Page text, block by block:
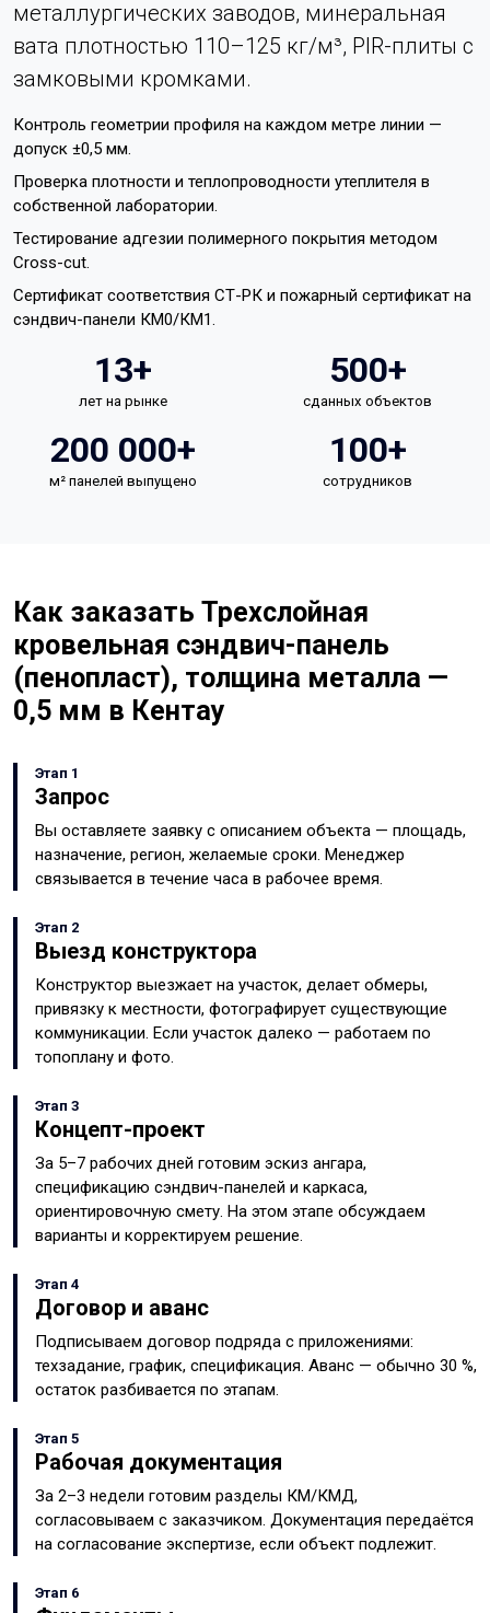
металлургических заводов, минеральная
вата плотностью 110–125 кг/м³, PIR-плиты с
замковыми кромками.
Контроль геометрии профиля на каждом метре линии —
допуск ±0,5 мм.
Проверка плотности и теплопроводности утеплителя в
собственной лаборатории.
Тестирование адгезии полимерного покрытия методом
Cross-cut.
Сертификат соответствия СТ-РК и пожарный сертификат на
сэндвич-панели КМ0/КМ1.
13+
лет на рынке
500+
сданных объектов
200 000+
м² панелей выпущено
100+
сотрудников
Как заказать Трехслойная
кровельная сэндвич-панель
(пенопласт), толщина металла —
0,5 мм в Кентау
Этап 1
Запрос
Вы оставляете заявку с описанием объекта — площадь,
назначение, регион, желаемые сроки. Менеджер
связывается в течение часа в рабочее время.
Этап 2
Выезд конструктора
Конструктор выезжает на участок, делает обмеры,
привязку к местности, фотографирует существующие
коммуникации. Если участок далеко — работаем по
топоплану и фото.
Этап 3
Концепт-проект
За 5–7 рабочих дней готовим эскиз ангара,
спецификацию сэндвич-панелей и каркаса,
ориентировочную смету. На этом этапе обсуждаем
варианты и корректируем решение.
Этап 4
Договор и аванс
Подписываем договор подряда с приложениями:
техзадание, график, спецификация. Аванс — обычно 30 %,
остаток разбивается по этапам.
Этап 5
Рабочая документация
За 2–3 недели готовим разделы КМ/КМД,
согласовываем с заказчиком. Документация передаётся
на согласование экспертизе, если объект подлежит.
Этап 6